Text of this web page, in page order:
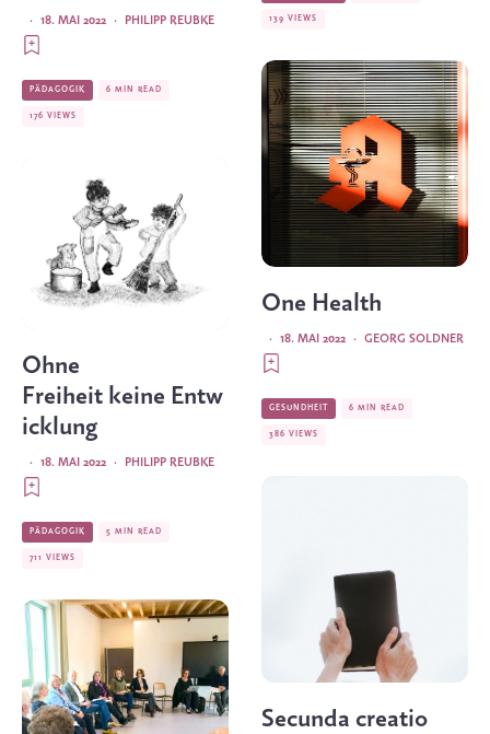
PHILIPP REUBKE
·
18. MAI 2022
·
PÄDAGOGIK 6 MIN READ
176 VIEWS
Ohne
Freiheit keine Entw
icklung
PHILIPP REUBKE
·
18. MAI 2022
·
PÄDAGOGIK 5 MIN READ
711 VIEWS
139 VIEWS
One Health
GEORG SOLDNER
·
18. MAI 2022
·
GESUNDHEIT 6 MIN READ
386 VIEWS
Secunda creatio